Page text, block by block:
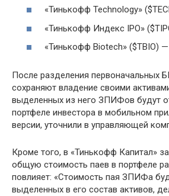
«Тинькофф Technology»
«Тинькофф Индекс IPO»
«Тинькофф Biotech» ($TBIO) —
После разделения первоначальных
сохраняют владение своими
выделенных из него ЗПИФов будут
портфеле инвестора в мобильном
версии, уточнили в управляющей
Кроме того, в «Тинькофф Капитал»
общую стоимость паев в портфеле
повлияет: «Стоимость пая ЗПИФа
выделенных в его состав активов,